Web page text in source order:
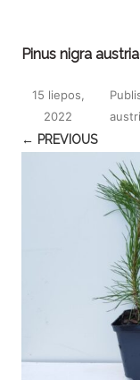
Pinus nigra
15 liepos,
2022
← PREVIOUS